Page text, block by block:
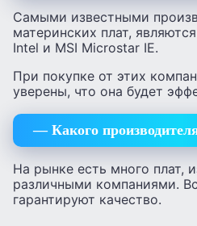
Самыми известными
материнских плат,
Intel и MSI Microstar IE.
При покупке от этих
уверены, что она будет
— Какого
На рынке есть много плат,
различными компаниями.
гарантируют качество.